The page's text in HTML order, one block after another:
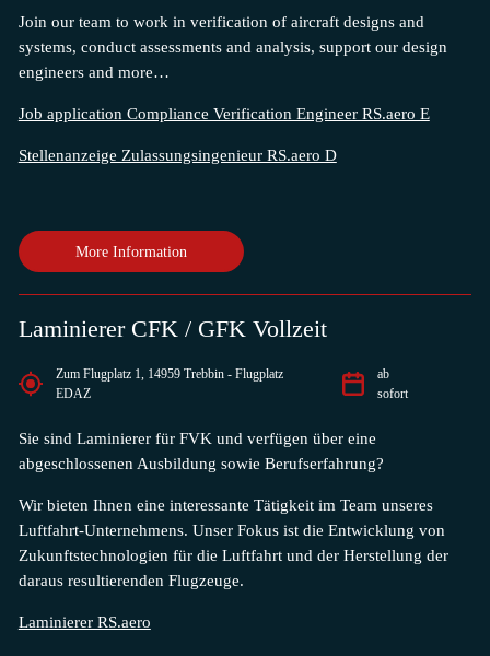
Join our team to work in verification of aircraft designs and
systems, conduct assessments and analysis, support our design
engineers and more…
Job application Compliance Verification Engineer RS.aero E
Stellenanzeige Zulassungsingenieur RS.aero D
More Information
Laminierer CFK / GFK Vollzeit
Zum Flugplatz 1, 14959 Trebbin - Flugplatz
EDAZ
ab
sofort
Sie sind Laminierer für FVK und verfügen über eine
abgeschlossenen Ausbildung sowie Berufserfahrung?
Wir bieten Ihnen eine interessante Tätigkeit im Team unseres
Luftfahrt-Unternehmens. Unser Fokus ist die Entwicklung von
Zukunftstechnologien für die Luftfahrt und der Herstellung der
daraus resultierenden Flugzeuge.
Laminierer RS.aero